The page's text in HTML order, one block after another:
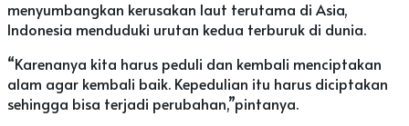
menyumbangkan kerusakan laut terutama di Asia,
Indonesia menduduki urutan kedua terburuk di dunia.
“Karenanya kita harus peduli dan kembali menciptakan
alam agar kembali baik. Kepedulian itu harus diciptakan
sehingga bisa terjadi perubahan,”pintanya.